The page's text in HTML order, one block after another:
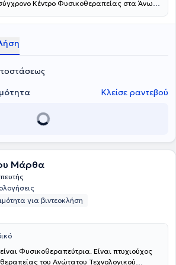
Κέντρο Φυσικοθεραπείας στα Άνω
τραυμάτων και τη βελτίωση της
και εξειδικευμένες τεχνικές
στις ανάγκες του κάθε
στόχος της θεραπείας τους είναι η πλήρη
και επαγγελματικές σας
πόνο και με βελτιωμένη λειτουργικότητα.
Κλείσε ραντεβού
Μάρθα
για βιντεοκλήση
είναι Φυσικοθεραπεύτρια. Είναι πτυχιούχος
του Ανώτατου Τεχνολογικού